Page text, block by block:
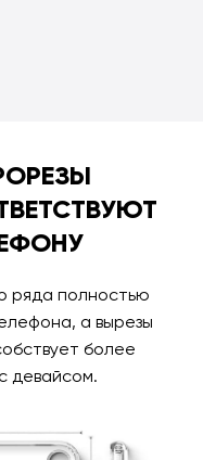
ряда полностью
а вырезы
более
девайсом.